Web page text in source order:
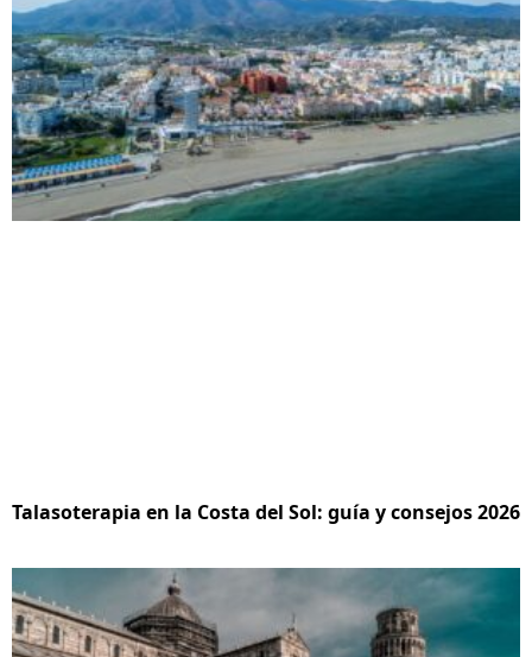
Talasoterapia en la Costa del Sol: guía y consejos 2026